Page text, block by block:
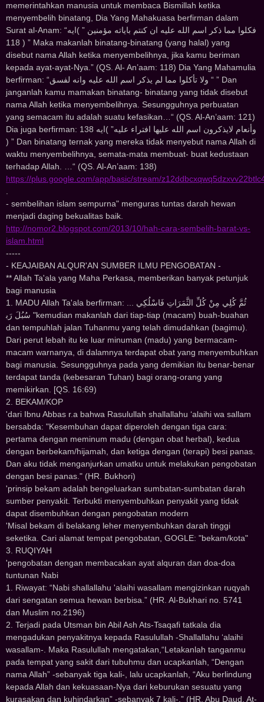
memerintahkan manusia untuk membaca Bismillah ketika
menyembelih binatang, Dia Yang Mahakuasa berfirman dalam
Surat al-Anam: “ﻓﻜﻠﻮﺍ ﻣﻤﺎ ﺫﻛﺮ ﺍﺳﻢ ﺍﻟﻠﻪ ﻋﻠﻴﻪ ﺍﻥ ﻛﻨﺘﻢ ﺑﺎﻳﺎﺗﻪ ﻣﺆﻣﻨﻴﻦ ” )ﺍﻳﻪ
118 ) ” Maka makanlah binatang-binatang (yang halal) yang
disebut nama Allah ketika menyembelihnya, jika kamu beriman
kepada ayat-ayat-Nya.” (QS. Al- An’aam: 118) Dia Yang Mahamulia
berfirman: “ﻭﻻ ﺗﺄﻛﻠﻮﺍ ﻣﻤﺎ ﻟﻢ ﻳﺬﻛﺮ ﺍﺳﻢ ﺍﻟﻠﻪ ﻋﻠﻴﻪ ﻭﺍﻧﻪ ﻟﻔﺴﻖ “ ” Dan
janganlah kamu mamakan binatang- binatang yang tidak disebut
nama Allah ketika menyembelihnya. Sesungguhnya perbuatan
yang semacam itu adalah suatu kefasikan…“ (QS. Al-An’aam: 121)
Dia juga berfirman: ﻭﺃﻧﻌﺎﻡ ﻻﻳﺬﻛﺮﻭﻥ ﺍﺳﻢ ﺍﻟﻠﻪ ﻋﻠﻴﻬﺎ ﺍﻓﺘﺮﺍﺀ ﻋﻠﻴﻪ” )ﺍﻳﻪ 138
) ” Dan binatang ternak yang mereka tidak menyebut nama Allah di
waktu menyembelihnya, semata-mata membuat- buat kedustaan
terhadap Allah. …“ (QS. Al-An’aam: 138)
https://plus.google.com/app/basic/stream/
.
- sembelihan islam sempurna" menguras tuntas darah hewan
menjadi daging bekualitas baik.
http://nomor2.blogspot.com/2013/10/hah-cara-sembelih-barat-vs-
islam.html
-----
- KEAJAIBAN ALQUR'AN SUMBER ILMU PENGOBATAN -
** Allah Ta'ala yang Maha Perkasa, memberikan banyak petunjuk
bagi manusia
1. MADU Allah Ta'ala berfirman: ... ﺛُﻢَّ ﻛُﻠِﻲ ﻣِﻦْ ﻛُﻞِّ ﺍﻟﺜَّﻤَﺮَﺍﺕِ ﻓَﺎﺳْﻠُﻜِﻲ
ﺳُﺒُﻞَ ﺭَﺑ "kemudian makanlah dari tiap-tiap (macam) buah-buahan
dan tempuhlah jalan Tuhanmu yang telah dimudahkan (bagimu).
Dari perut lebah itu ke luar minuman (madu) yang bermacam-
macam warnanya, di dalamnya terdapat obat yang menyembuhkan
bagi manusia. Sesungguhnya pada yang demikian itu benar-benar
terdapat tanda (kebesaran Tuhan) bagi orang-orang yang
memikirkan. [QS. 16:69)
2. BEKAM/KOP
'dari Ibnu Abbas r.a bahwa Rasulullah shallallahu ‘alaihi wa sallam
bersabda: "Kesembuhan dapat diperoleh dengan tiga cara:
pertama dengan meminum madu (dengan obat herbal), kedua
dengan berbekam/hijamah, dan ketiga dengan (terapi) besi panas.
Dan aku tidak menganjurkan umatku untuk melakukan pengobatan
dengan besi panas." (HR. Bukhori)
'prinsip bekam adalah bengeluarkan sumbatan-sumbatan darah
sumber penyakit. Terbukti menyembuhkan penyakit yang tidak
dapat disembuhkan dengan pengobatan modern
'Misal bekam di belakang leher menyembuhkan darah tinggi
seketika. Cari alamat tempat pengobatan, GOGLE: "bekam/kota"
3. RUQIYAH
'pengobatan dengan membacakan ayat alquran dan doa-doa
tuntunan Nabi
1. Riwayat: “Nabi shallallahu 'alaihi wasallam mengizinkan ruqyah
dari sengatan semua hewan berbisa.” (HR. Al-Bukhari no. 5741
dan Muslim no.2196)
2. Terjadi pada Utsman bin Abil Ash Ats-Tsaqafi tatkala dia
mengadukan penyakitnya kepada Rasulullah -Shallallahu ‘alaihi
wasallam-. Maka Rasulullah mengatakan,“Letakanlah tanganmu
pada tempat yang sakit dari tubuhmu dan ucapkanlah, “Dengan
nama Allah” -sebanyak tiga kali-, lalu ucapkanlah, “Aku berlindung
kepada Allah dan kekuasaan-Nya dari keburukan sesuatu yang
kurasakan dan kuhindarkan” -sebanyak 7 kali-.” (HR. Abu Daud, At-